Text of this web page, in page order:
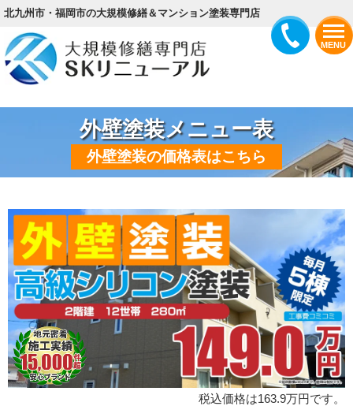
MENU
北九州市・福岡市の大規模修繕＆マンション塗装専門店
外壁塗装メニュー表
外壁塗装の価格表はこちら
税込価格は163.9万円です。